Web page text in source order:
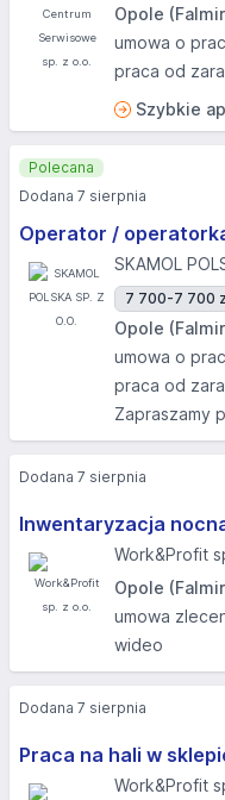
Opole
umowa o
praca od
Szybkie
Operator /
SKAMOL
7 700-7 700
Opole
umowa o
praca od
Zapraszamy
Polecana
Dodana 7 sierpnia
Inwentaryzacja
Work&Profit
Opole
umowa
wideo
Dodana 7 sierpnia
Praca na hali w
Work&Profit
Dodana 7 sierpnia